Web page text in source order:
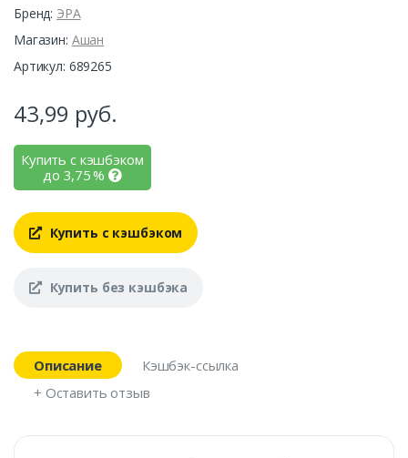
Бренд: ЭРА
Магазин: Ашан
Артикул: 689265
43,99 руб.
Купить с кэшбэком
до 3,75%
Купить с кэшбэком
Купить без кэшбэка
Описание
Кэшбэк-ссылка
+ Оставить отзыв